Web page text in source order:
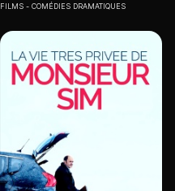
FILMS COMÉDIES DRAMATIQUES